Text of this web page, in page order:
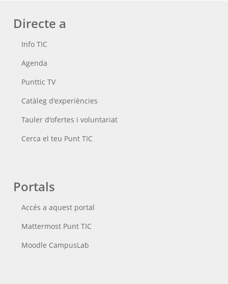
Directe a
Info TIC
Agenda
Punttic TV
Catàleg d'experiències
Tauler d'ofertes i voluntariat
Cerca el teu Punt TIC
Portals
Accés a aquest portal
Mattermost Punt TIC
Moodle CampusLab